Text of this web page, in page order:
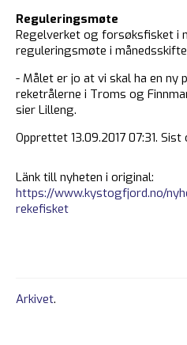
Reguleringsmøte
Regelverket og forsøksfisket i
reguleringsmøte i
- Målet er jo at vi skal ha en ny
reketrålerne i Troms og
sier Lilleng.
Opprettet 13.09.2017 07:31. Sist
Länk till nyheten i original:
https://www.kystogfjord.no/
rekefisket
Arkivet.